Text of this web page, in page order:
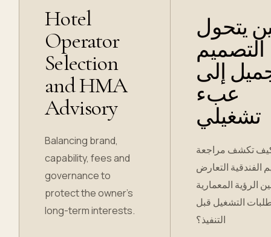
Hotel
Operator
Selection
and HMA
Advisory
Balancing brand,
capability, fees and
governance to
protect the owner’s
long-term interests.
يتحول
التصميم
إلى
عبء
تشغيلي
تكشف مراجعة
الفندقية التعارض
الرؤية المعمارية
التشغيل قبل
التنفيذ؟